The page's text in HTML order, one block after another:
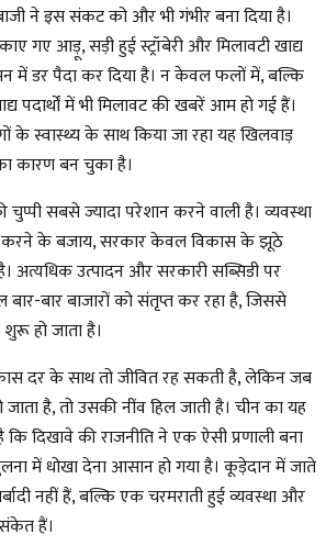
ने इस संकट को और भी गंभीर बना दिया है।
गए आड़ू, सड़ी हुई स्ट्रॉबेरी और मिलावटी खाद्य
में डर पैदा कर दिया है। न केवल फलों में, बल्कि
पदार्थों में भी मिलावट की खबरें आम हो गई हैं।
के स्वास्थ्य के साथ किया जा रहा यह खिलवाड़
कारण बन चुका है।
चुप्पी सबसे ज्यादा परेशान करने वाली है। व्यवस्था
करने के बजाय, सरकार केवल विकास के झूठे
अत्यधिक उत्पादन और सरकारी सब्सिडी पर
बार बाजारों को संतृप्त कर रहा है, जिससे
हो जाता है।
दर के साथ तो जीवित रह सकती है, लेकिन जब
जाता है, तो उसकी नींव हिल जाती है। चीन का यह
दिखावे की राजनीति ने एक ऐसी प्रणाली बना
में धोखा देना आसान हो गया है। कूड़ेदान में जाते
नहीं हैं, बल्कि एक चरमराती हुई व्यवस्था और
हैं।